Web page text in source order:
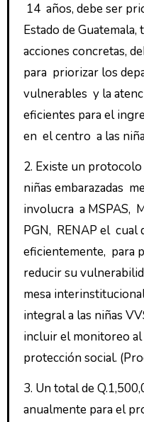
14 años, debe ser
Estado de
acciones concretas,
para priorizar los
vulnerables y la
eficientes para el
en el centro a las
2. Existe un
niñas embarazadas
involucra a MSPAS,
PGN, RENAP el cual
eficientemente, para
reducir su
mesa
integral a las niñas
incluir el monitoreo
protección social.
3. Un total de
anualmente para el